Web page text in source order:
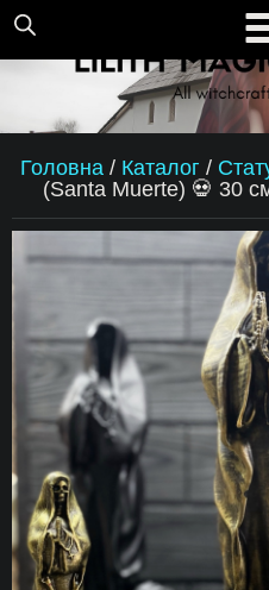
Головна / Каталог /
(Santa Muerte) 💀 30